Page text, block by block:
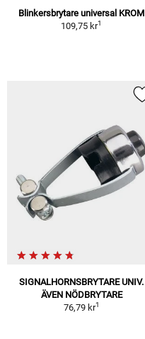
Blinkersbrytare universal KROM
109,75 kr1
SIGNALHORNSBRYTARE UNIV.
ÄVEN NÖDBRYTARE
76,79 kr1